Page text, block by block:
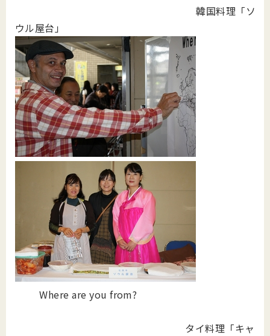
韓国料理「ソ
ウル屋台」
Where are you from?
タイ料理「キャ